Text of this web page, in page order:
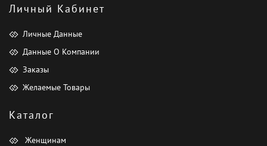
Личный Кабинет
Личные Данные
Данные О Компании
Заказы
Желаемые Товары
Каталог
Женщинам